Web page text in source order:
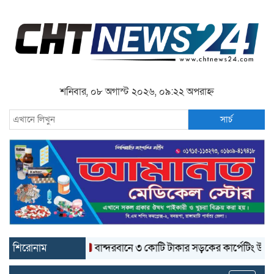
শনিবার, ০৮ অগাস্ট ২০২৬, ০৯:২২ অপরাহ্ন
সার্চ
শিরোনাম বান্দরবানে ৩ কোটি টাকার সড়কের কার্পেটিং উঠে যাচ্ছে